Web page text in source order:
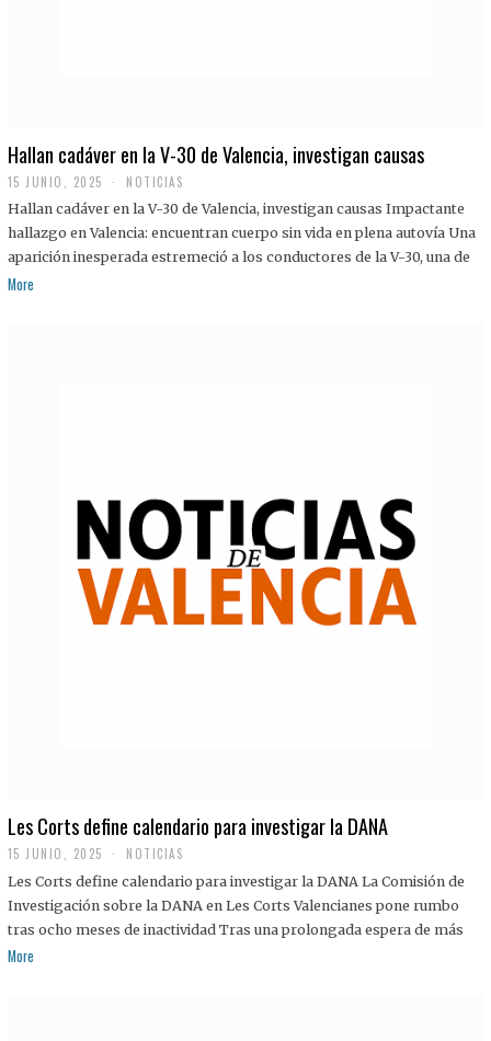
Hallan cadáver en la V-30 de Valencia, investigan causas
15 JUNIO, 2025 NOTICIAS
Hallan cadáver en la V-30 de Valencia, investigan causas Impactante
hallazgo en Valencia: encuentran cuerpo sin vida en plena autovía Una
aparición inesperada estremeció a los conductores de la V-30, una de
More
Les Corts define calendario para investigar la DANA
15 JUNIO, 2025 NOTICIAS
Les Corts define calendario para investigar la DANA La Comisión de
Investigación sobre la DANA en Les Corts Valencianes pone rumbo
tras ocho meses de inactividad Tras una prolongada espera de más
More